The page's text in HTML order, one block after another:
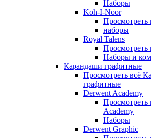
Наборы
Koh-I-Noor
Просмотреть
наборы
Royal Talens
Просмотреть
Наборы и
Карандаши графитные
Просмотреть всё
графитные
Derwent Academy
Просмотреть
Academy
Наборы
Derwent Graphic